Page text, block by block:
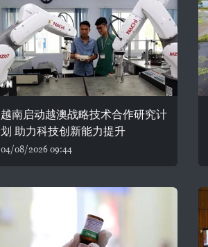
越南启动越澳战略技术合作研究计
划 助力科技创新能力提升
04/08/2026 09:44